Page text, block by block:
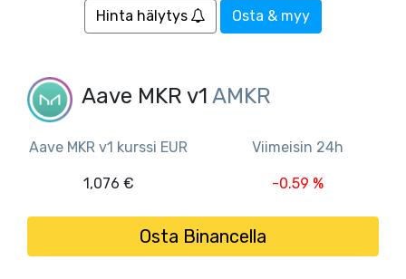
Hinta hälytys Osta & myy
Aave MKR v1 AMKR
Aave MKR v1 kurssi EUR
1,076 €
Viimeisin 24h
-0.59 %
Osta Binancella